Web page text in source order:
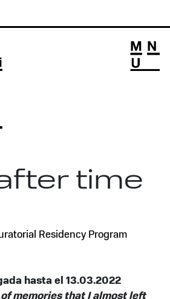
time
Residency Program
hasta el 13.03.2022
of memories that I almost left